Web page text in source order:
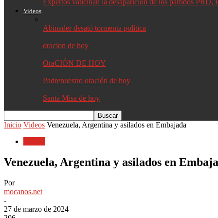
Expertos vaticinan la desaparición de los partidos PRD,
Videos
Abinader desató tormenta política
oracion de hoy
OraCIÓN DE HOY
Padrenuestro oración de hoy
Santa Misa de hoy
Inicio Videos Venezuela, Argentina y asilados en Embajada
Venezuela, Argentina y asilados en
Por
mocanos.net
-
27 de marzo de 2024